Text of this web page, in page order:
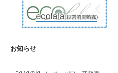
お知らせ